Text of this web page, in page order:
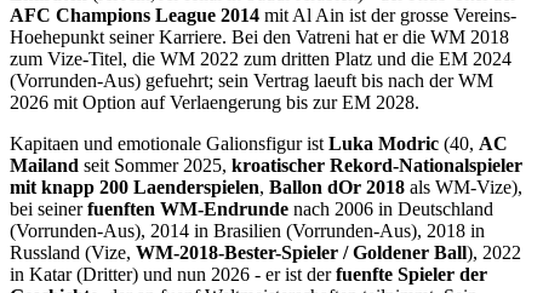
AFC Champions League 2014 mit Al Ain ist der grosse Vereins-
Hoehepunkt seiner Karriere. Bei den Vatreni hat er die WM 2018
zum Vize-Titel, die WM 2022 zum dritten Platz und die EM 2024
(Vorrunden-Aus) gefuehrt; sein Vertrag laeuft bis nach der WM
2026 mit Option auf Verlaengerung bis zur EM 2028.
Kapitaen und emotionale Galionsfigur ist Luka Modric (40, AC
Mailand seit Sommer 2025, kroatischer Rekord-Nationalspieler
mit knapp 200 Laenderspielen, Ballon dOr 2018 als WM-Vize),
bei seinerfuenften WM-Endrunde nach 2006 in Deutschland
(Vorrunden-Aus), 2014 in Brasilien (Vorrunden-Aus), 2018 in
Russland (Vize, WM-2018-Bester-Spieler / Goldener Ball), 2022
in Katar (Dritter) und nun 2026 - er ist derfuenfte Spieler der